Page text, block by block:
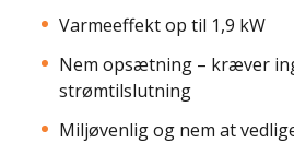
Varmeeffekt op til 1,9 kW
Nem opsætning – kræver
strømtilslutning
Miljøvenlig og nem at